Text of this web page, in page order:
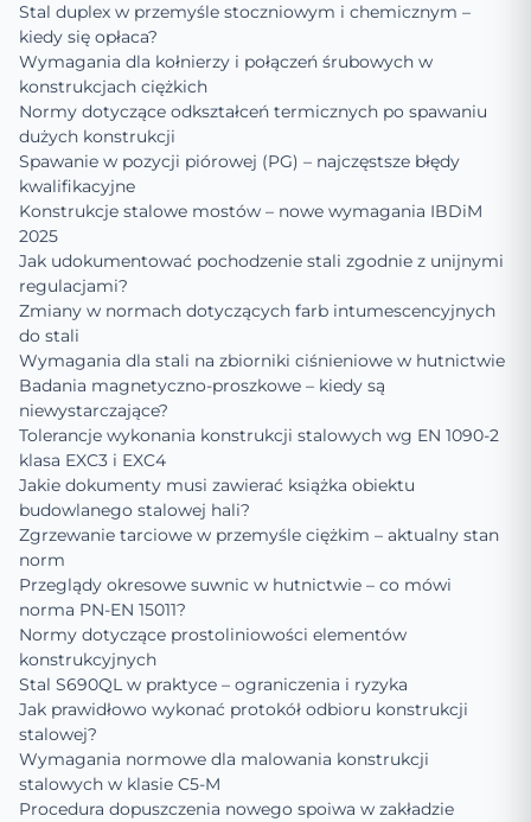
Stal duplex w przemyśle stoczniowym i chemicznym –
kiedy się opłaca?
Wymagania dla kołnierzy i połączeń śrubowych w
konstrukcjach ciężkich
Normy dotyczące odkształceń termicznych po spawaniu
dużych konstrukcji
Spawanie w pozycji piórowej (PG) – najczęstsze błędy
kwalifikacyjne
Konstrukcje stalowe mostów – nowe wymagania IBDiM
2025
Jak udokumentować pochodzenie stali zgodnie z unijnymi
regulacjami?
Zmiany w normach dotyczących farb intumescencyjnych
do stali
Wymagania dla stali na zbiorniki ciśnieniowe w hutnictwie
Badania magnetyczno-proszkowe – kiedy są
niewystarczające?
Tolerancje wykonania konstrukcji stalowych wg EN 1090-2
klasa EXC3 i EXC4
Jakie dokumenty musi zawierać książka obiektu
budowlanego stalowej hali?
Zgrzewanie tarciowe w przemyśle ciężkim – aktualny stan
norm
Przeglądy okresowe suwnic w hutnictwie – co mówi
norma PN-EN 15011?
Normy dotyczące prostoliniowości elementów
konstrukcyjnych
Stal S690QL w praktyce – ograniczenia i ryzyka
Jak prawidłowo wykonać protokół odbioru konstrukcji
stalowej?
Wymagania normowe dla malowania konstrukcji
stalowych w klasie C5-M
Procedura dopuszczenia nowego spoiwa w zakładzie